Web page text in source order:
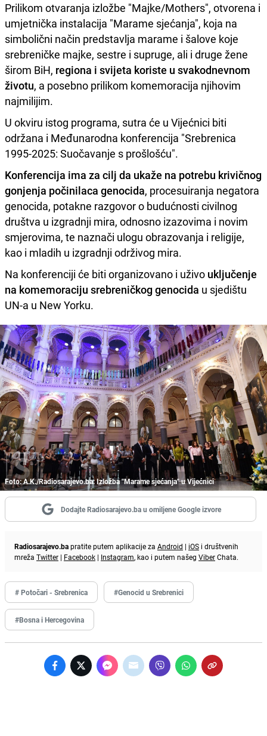
Prilikom otvaranja izložbe "Majke/Mothers", otvorena i
umjetnička instalacija "Marame sjećanja", koja na
simbolični način predstavlja marame i šalove koje
srebreničke majke, sestre i supruge, ali i druge žene
širom BiH, regiona i svijeta koriste u svakodnevnom
životu, a posebno prilikom komemoracija njihovim
najmilijim.
U okviru istog programa, sutra će u Vijećnici biti
održana i Međunarodna konferencija "Srebrenica
1995-2025: Suočavanje s prošlošću".
Konferencija ima za cilj da ukaže na potrebu krivičnog
gonjenja počinilaca genocida, procesuiranja negatora
genocida, potakne razgovor o budućnosti civilnog
društva u izgradnji mira, odnosno izazovima i novim
smjerovima, te naznači ulogu obrazovanja i religije,
kao i mladih u izgradnji održivog mira.
Na konferenciji će biti organizovano i uživo uključenje
na komemoraciju srebreničkog genocida u sjedištu
UN-a u New Yorku.
Foto: A.K./Radiosarajevo.ba: Izložba "Marame sjećanja" u Vijećnici
Dodajte Radiosarajevo.ba u omiljene Google izvore
Radiosarajevo.bapratite putem aplikacije za Android | iOS i društvenih
mreža Twitter | Facebook | Instagram, kao i putem našeg ViberChata.
# Potočari - Srebrenica #Genocid u Srebrenici
#Bosna i Hercegovina